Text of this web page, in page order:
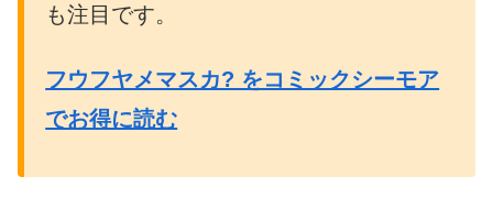
も注目です。
フウフヤメマスカ? をコミックシーモア
でお得に読む